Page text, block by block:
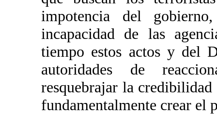
impotencia del
incapacidad de las
tiempo estos actos y del
autoridades de
resquebrajar la
fundamentalmente crear el